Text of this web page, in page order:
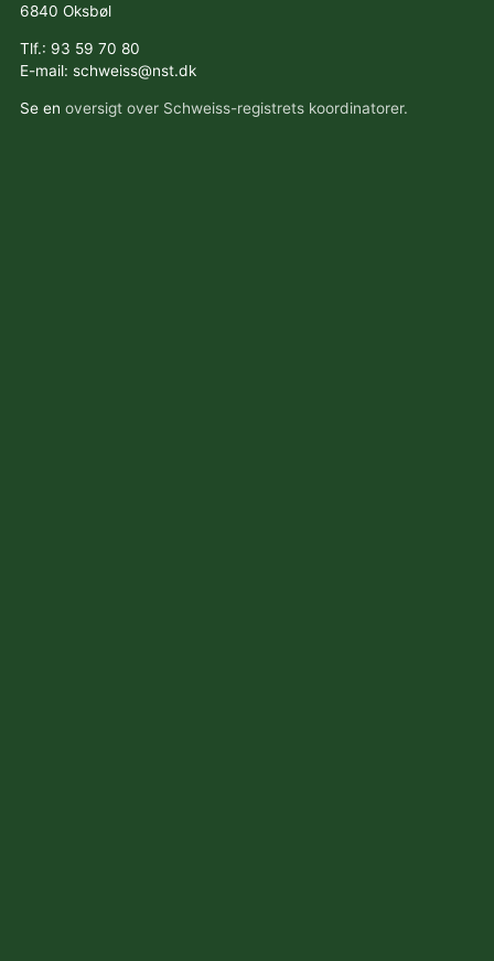
6840 Oksbøl
Tlf.: 93 59 70 80
E-mail: schweiss@nst.dk
Se en oversigt over Schweiss-registrets koordinatorer.